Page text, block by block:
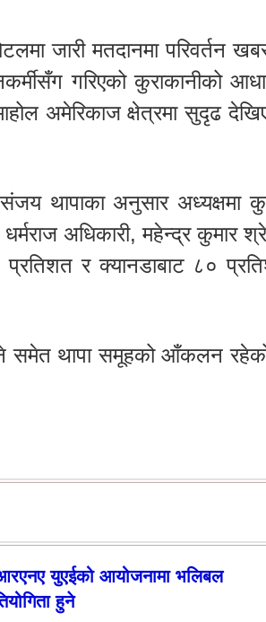
जारी मतदानमा परिवर्तन
गरिएको कुराकानीको
अमेरिकाज क्षेत्रमा सुदृढ
थापाका अनुसार अध्यक्षमा
अधिकारी, महेन्द्र कुमार
प्रतिशत र क्यानडाबाट ८०
समेत थापा समूहको आँकलन
युएईको आयोजनामा भलिबल
हुने